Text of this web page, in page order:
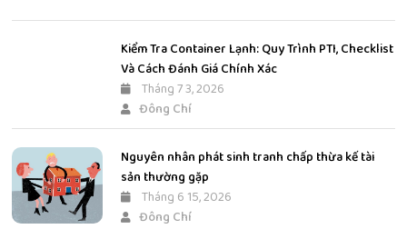
Kiểm Tra Container Lạnh: Quy Trình PTI, Checklist
Và Cách Đánh Giá Chính Xác
Tháng 7 3, 2026
Đông Chí
Nguyên nhân phát sinh tranh chấp thừa kế tài
sản thường gặp
Tháng 6 15, 2026
Đông Chí